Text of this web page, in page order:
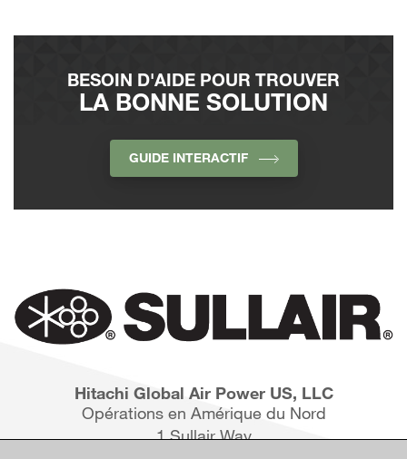
BESOIN D'AIDE POUR TROUVER
LA BONNE SOLUTION
GUIDE INTERACTIF
Hitachi Global Air Power US, LLC
Opérations en Amérique du Nord
1 Sullair Way